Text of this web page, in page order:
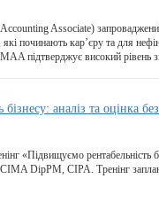
Associate)
починають кар’єру та для
підтверджує високий рівень
аналіз та оцінка
«Підвищуємо рентабельність
CIMA DipPM, CIPA. Тренінг